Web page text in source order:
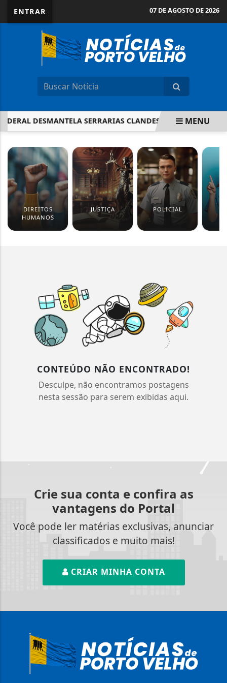
ENTRAR 07 DE AGOSTO DE 2026
DESMANTELA SERRARIAS CLANDESTINAS EMMENU
DIREITOS
HUMANOS
JUSTIÇA POLICIAL
CONTEÚDO NÃO ENCONTRADO!
Desculpe, não encontramos postagens
nesta sessão para serem exibidas aqui.
Crie sua conta e confira as
vantagens do Portal
Você pode ler matérias exclusivas, anunciar
classificados e muito mais!
CRIAR MINHA CONTA